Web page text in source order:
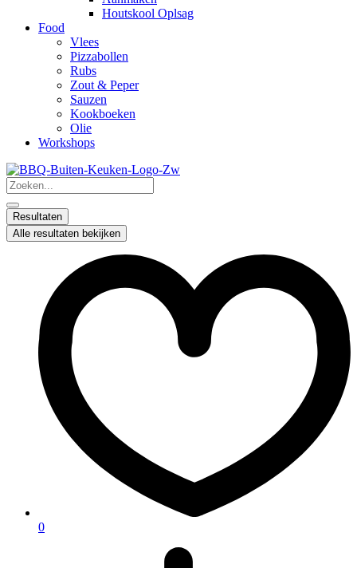
Houtskool Oplsag
Food
Vlees
Pizzabollen
Rubs
Zout & Peper
Sauzen
Kookboeken
Olie
Workshops
Search
...
Resultaten
Alle resultaten bekijken
0